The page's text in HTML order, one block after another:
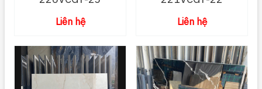
Liên hệ Liên hệ